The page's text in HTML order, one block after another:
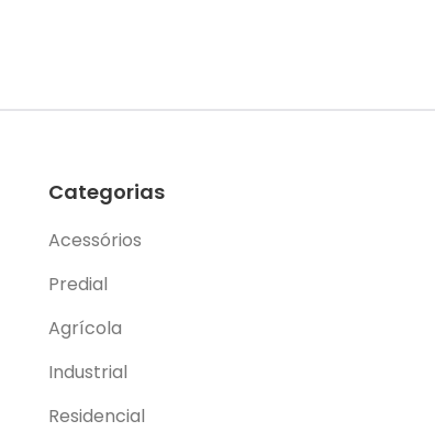
Categorias
Acessórios
Predial
Agrícola
Industrial
Residencial